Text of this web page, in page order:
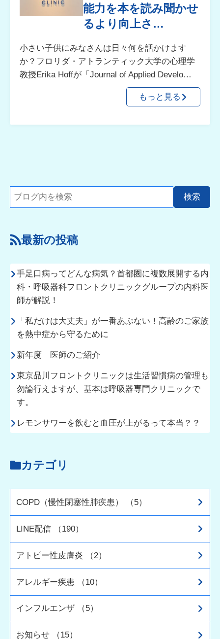
能力を本を読み聞かせ
るより向上さ…
小さい子供にみなさんは日々何を話かけます
か？フロリダ・アトランティック大学の心理学
教授Erika Hoffが「Journal of Applied Develo…
もっと見る
最新の投稿
手足口病ってどんな病気？首都圏に複数展開する内
科・呼吸器科フロントクリニックグループの内科医
師が解説！
「私だけは大丈夫」が一番あぶない！高齢のご家族
を熱中症から守るために
新年度 医師のご紹介
東京品川フロントクリニックは生活習慣病の管理も
勿論行えますが、基本は呼吸器専門クリニックで
す。
レモンサワーを飲むと血圧が上がるって本当？？
カテゴリ
COPD（慢性閉塞性肺疾患） （5）
LINE配信 （190）
アトピー性皮膚炎 （2）
アレルギー疾患 （10）
インフルエンザ （5）
お知らせ （15）